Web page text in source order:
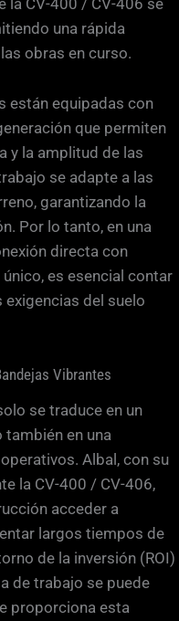
la CV-400 / CV-406 se
una rápida
obras en curso.
están equipadas con
que permiten
y la amplitud de las
se adapte a las
garantizando la
Por lo tanto, en una
directa con
es esencial contar
del suelo
Vibrantes
se traduce en un
en una
Albal, con su
la CV-400 / CV-406,
acceder a
largos tiempos de
de la inversión (ROI)
de trabajo se puede
proporciona esta